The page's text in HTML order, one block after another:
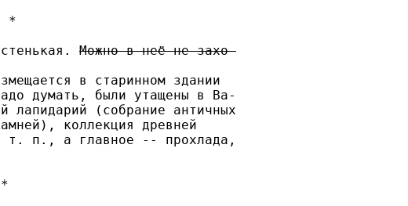
*
Можно в неё не захо-
в старинном здании
думать, были утащены в Ва-
лапидарий (собрание античных
коллекция древней
и т. п., а главное -- прохлада,